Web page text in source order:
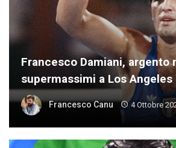
Francesco Damiani, argento
supermassimi a Los Angeles
Francesco Canu 4 Ottobre